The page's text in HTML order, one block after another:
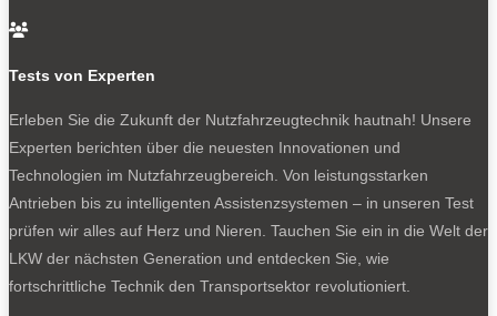

Tests von Experten
Erleben Sie die Zukunft der Nutzfahrzeugtechnik hautnah! Unsere
Experten berichten über die neuesten Innovationen und
Technologien im Nutzfahrzeugbereich. Von leistungsstarken
Antrieben bis zu intelligenten Assistenzsystemen – in unseren Test
prüfen wir alles auf Herz und Nieren. Tauchen Sie ein in die Welt der
LKW der nächsten Generation und entdecken Sie, wie
fortschrittliche Technik den Transportsektor revolutioniert.